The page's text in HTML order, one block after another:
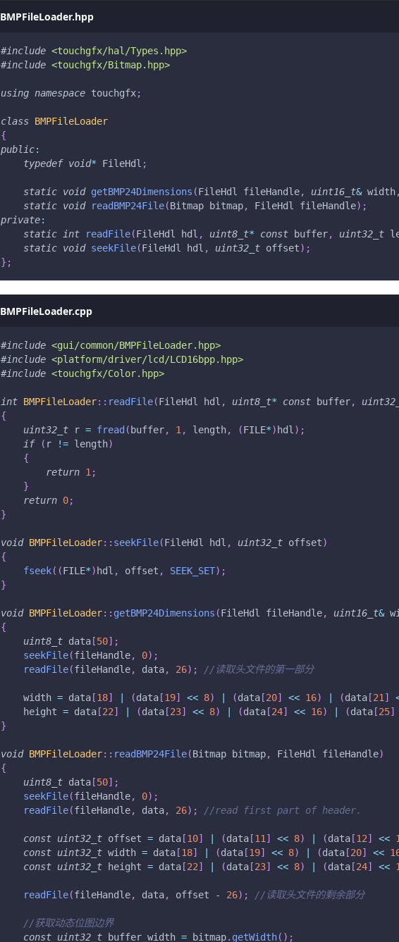
BMPFileLoader.hpp
#include <touchgfx/hal/Types.hpp>
#include <touchgfx/Bitmap.hpp>
using namespace touchgfx;
class BMPFileLoader
{
public:
typedef void* FileHdl ;
static void getBMP24Dimensions (FileHdl fileHandle, uint16_t& width,
static void readBMP24File(Bitmap bitmap, FileHdl fileHandle) ;
private:
static
int readFile(FileHdl hdl , uint8_t* const buffer, uint32_t
static void seekFile(FileHdl hdl , uint32_t offset) ;
} ;
BMPFileLoader.cpp
#include <gui/common/BMPFileLoader.hpp>
#include <platform/driver/lcd/LCD16bpp.hpp>
#include <touchgfx/Color.hpp>
int BMPFileLoader:: readFile(FileHdl hdl , uint8_t* const buffer,
{
uint32_t r = fread ( buffer, 1 , length, (FILE*) hdl ) ;
if
( r != length)
{
return 1 ;
}
return 0;
}
void BMPFileLoader:: seekFile(FileHdl hdl , uint32_t offset)
{
fseek( (FILE*) hdl , offset , SEEK_SET) ;
}
void BMPFileLoader:: getBMP24Dimensions (FileHdl fileHandle, uint16_t&
{
uint8_t data [50] ;
seekFile(fileHandle, 0) ;
readFile(fileHandle, data, 26) ; //读取头文件的第一部分
    width
= data [18] (data [19] << 8) (data [20] << 16) (data [21 ]
    height
= data [22] (data [23] << 8) (data [24] << 16) (data [25]
}
void BMPFileLoader:: readBMP24File(Bitmap bitmap, FileHdl fileHandle)
{
uint8_t data [50] ;
seekFile(fileHandle, 0) ;
readFile(fileHandle, data, 26) ; //read first part of header.
const uint32_t offset = data [10] (data [11 ] << 8) (data [12] <<
const uint32_t width = data [18] (data [19] << 8) (data [20] <<
const uint32_t height = data [22] (data [23] << 8) (data [24] <<
readFile(fileHandle, data, offset - 26) ; //读取头文件的剩余部分
//获取动态位图边界
const uint32_t buffer_width = bitmap. getWidth( ) ;